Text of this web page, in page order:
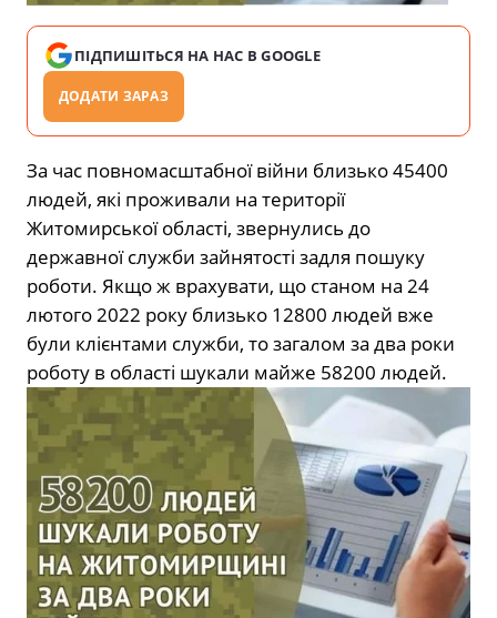
ПІДПИШІТЬСЯ НА НАС В GOOGLE
ДОДАТИ ЗАРАЗ
За час повномасштабної війни близько 45400
людей, які проживали на території
Житомирської області, звернулись до
державної служби зайнятості задля пошуку
роботи. Якщо ж врахувати, що станом на 24
лютого 2022 року близько 12800 людей вже
були клієнтами служби, то загалом за два роки
роботу в області шукали майже 58200 людей.